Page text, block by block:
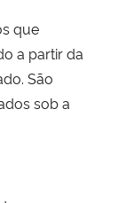
que
a partir da
São
sob a